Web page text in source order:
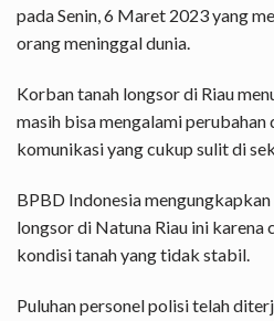
pada Senin, 6 Maret 2023 yang
orang meninggal dunia.
Korban tanah longsor di Riau
masih bisa mengalami perubahan
komunikasi yang cukup sulit di
BPBD Indonesia
longsor di Natuna Riau ini karena
kondisi tanah yang tidak stabil.
Puluhan personel polisi telah